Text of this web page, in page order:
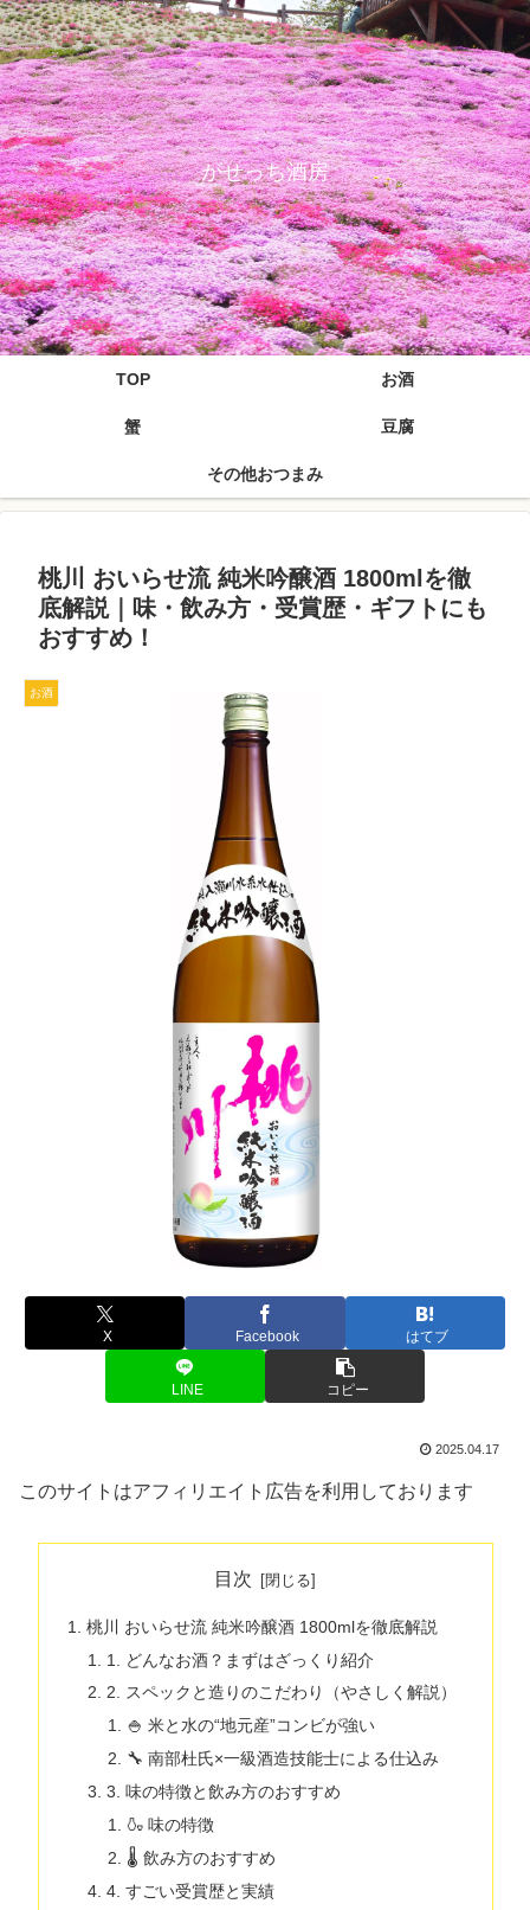
がせっち酒房
TOP お酒
蟹 豆腐
その他おつまみ
桃川 おいらせ流 純米吟醸酒 1800mlを徹
底解説｜味・飲み方・受賞歴・ギフトにも
おすすめ！
お酒
X Facebook はてブ
LINE コピー
2025.04.17
このサイトはアフィリエイト広告を利用しております
目次
桃川 おいらせ流 純米吟醸酒 1800mlを徹底解説
1. どんなお酒？まずはざっくり紹介
2. スペックと造りのこだわり（やさしく解説）
🍚 米と水の“地元産”コンビが強い
🔧 南部杜氏×一級酒造技能士による仕込み
3. 味の特徴と飲み方のおすすめ
🍶 味の特徴
🌡 飲み方のおすすめ
4. すごい受賞歴と実績